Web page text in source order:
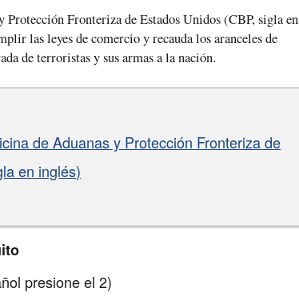
Fronteriza de Estados Unidos (CBP, sigla en
las leyes de comercio y recauda los aranceles de
de terroristas y sus armas a la nación.
de Aduanas y Protección Fronteriza de
en inglés)
presione el 2)